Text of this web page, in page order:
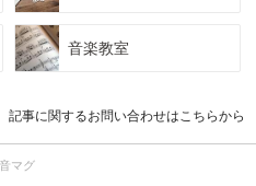
音楽教室
記事に関するお問い合わせはこちらから
マグ